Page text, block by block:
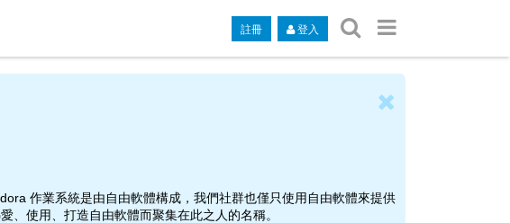
註冊 登入
作業系統是由自由軟體構成，我們社群也僅只使用自由軟體來提供
使用、打造自由軟體而聚集在此之人的名稱。